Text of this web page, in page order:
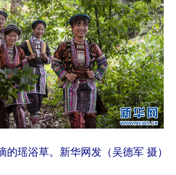
的瑶浴草。新华网发（吴德军 摄）